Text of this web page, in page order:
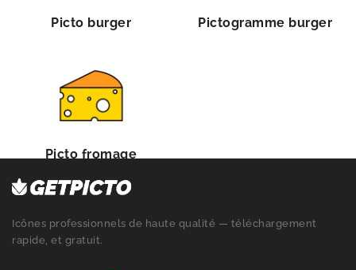
Picto burger Pictogramme burger
Picto fromage
Icônes professionnels de haute qualité — téléchargement
rapide, et gratuit.